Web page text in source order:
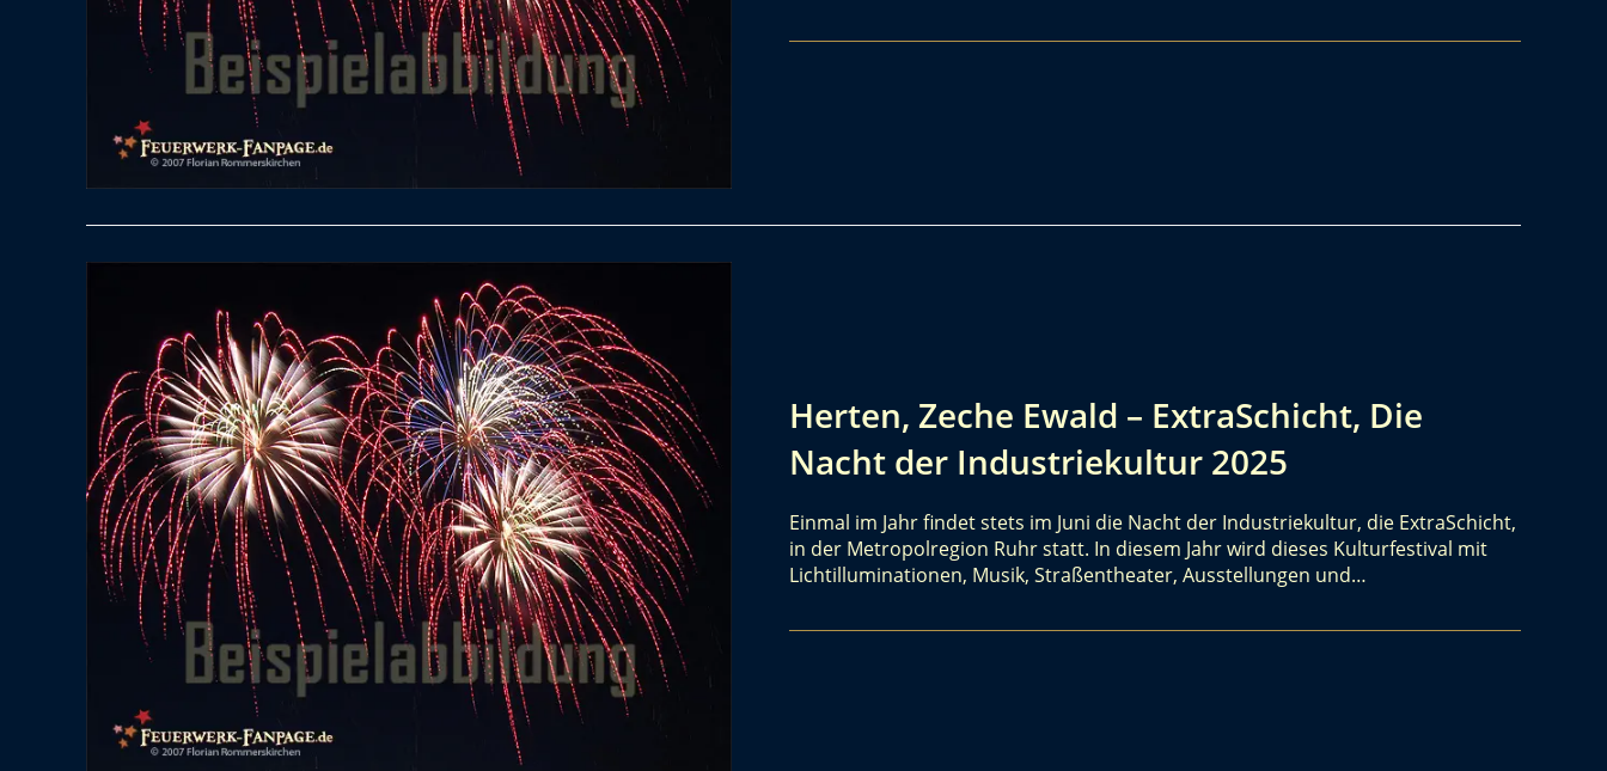
Herten, Zeche Ewald – ExtraSchicht, Die
Nacht der Industriekultur 2025
Einmal im Jahr findet stets im Juni die Nacht der Industriekultur, die ExtraSchicht,
in der Metropolregion Ruhr statt. In diesem Jahr wird dieses Kulturfestival mit
Lichtilluminationen, Musik, Straßentheater, Ausstellungen und…